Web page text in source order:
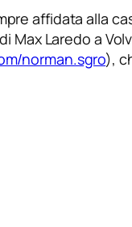
affidata alla
Max Laredo a
norman.sgro),